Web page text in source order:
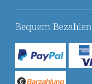
Bequem Bezahlen